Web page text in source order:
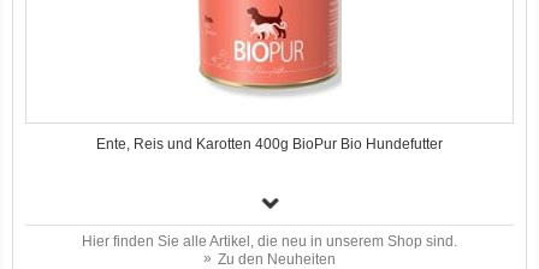
Ente, Reis und Karotten 400g BioPur Bio Hundefutter
Hier finden Sie alle Artikel, die neu in unserem Shop sind.
Zu den Neuheiten